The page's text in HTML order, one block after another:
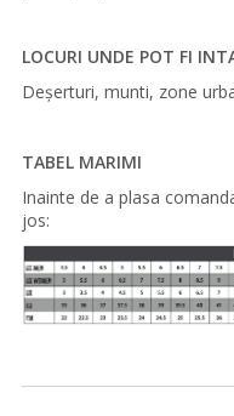
LOCURI UNDE POT FI
Deșerturi, munti, zone
TABEL MARIMI
Inainte de a plasa
jos: